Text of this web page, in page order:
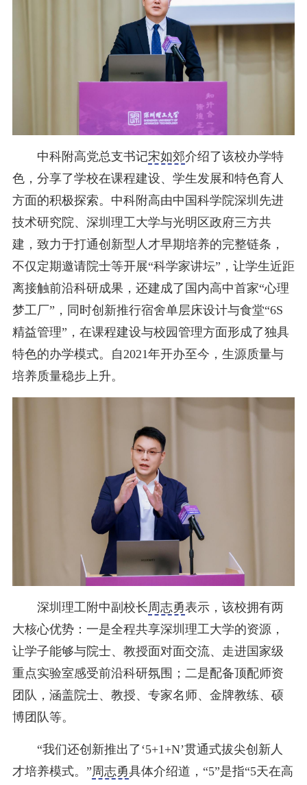
中科附高党总支书记宋如郊介绍了该校办学特
色，分享了学校在课程建设、学生发展和特色育人
方面的积极探索。中科附高由中国科学院深圳先进
技术研究院、深圳理工大学与光明区政府三方共
建，致力于打通创新型人才早期培养的完整链条，
不仅定期邀请院士等开展“科学家讲坛”，让学生近距
离接触前沿科研成果，还建成了国内高中首家“心理
梦工厂”，同时创新推行宿舍单层床设计与食堂“6S
精益管理”，在课程建设与校园管理方面形成了独具
特色的办学模式。自2021年开办至今，生源质量与
培养质量稳步上升。
深圳理工附中副校长周志勇表示，该校拥有两
大核心优势：一是全程共享深圳理工大学的资源，
让学子能够与院士、教授面对面交流、走进国家级
重点实验室感受前沿科研氛围；二是配备顶配师资
团队，涵盖院士、教授、专家名师、金牌教练、硕
博团队等。
“我们还创新推出了‘5+1+N’贯通式拔尖创新人
才培养模式。”周志勇具体介绍道，“5”是指“5天在高